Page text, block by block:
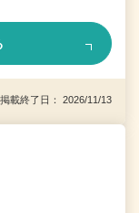
載終了日： 2026/11/13